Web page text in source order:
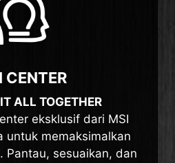
CENTER
ALL TOGETHER
eksklusif dari MSI
untuk memaksimalkan
Pantau, sesuaikan, dan